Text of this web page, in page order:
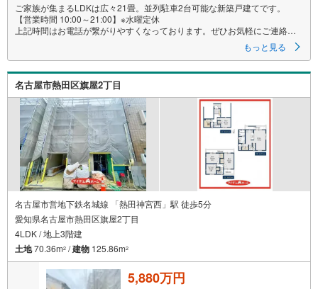
ご家族が集まるLDKは広々21畳。並列駐車2台可能な新築戸建てです。
【営業時間 10:00～21:00】※水曜定休
上記時間はお電話が繋がりやすくなっております。ぜひお気軽にご連絡く
現地を見学される場合は「室内・現地を見学する（無料）」ボタンより
ご希望の日時をご記入いただけますとスムーズにご案内が可能です。
◎現地のご案内について
・平日や夜遅い時間帯もご案内が可能 ※定休日を除く
・経験豊富なスタッフが物件詳細を丁寧にご説明いたします。
・車でご自宅や最寄り駅等、ご指定の場所まで送迎します。
・チャイルドシートのご用意ございます。
◎個別FP相談会 無料
物件のご紹介だけでなく住宅ローン・資金のご相談、
まずは家探しについて話を聞きたいという方も大歓迎です！
年間8000棟以上の限定物件を発表しているオープンハウスだから出会える
物件が多数ございます。
ぜひお気軽にご連絡・ご相談ください！
※限定物件:当社のみ、もしくは当社を含めた数社でのみご紹介可能なオープ
ンハウス・ディベロップメントの物件
もっと見る
名古屋市熱田区旗屋2丁目
名古屋市営地下鉄名城線 「熱田神宮西」駅 徒歩5分
愛知県名古屋市熱田区旗屋2丁目
4LDK / 地上3階建
土地70.36m2 /建物 125.86m2
5,880万円